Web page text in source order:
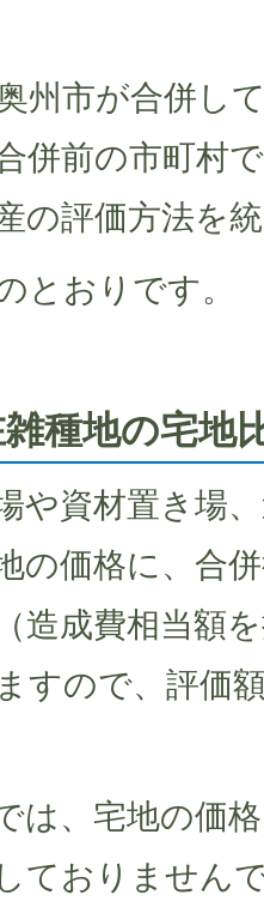
州市が合併し
併前の市町村
の評価方法を
とおりです。
種地の宅地
や資材置き場
の価格に、合
造成費相当額
すので、評価
は、宅地の価
ておりません